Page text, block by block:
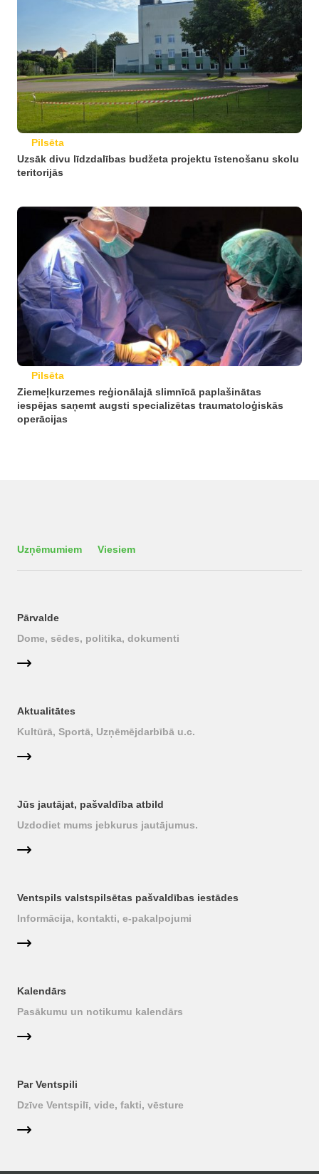
Pilsēta
Uzsāk divu līdzdalības budžeta projektu īstenošanu skolu
teritorijās
Pilsēta
Ziemeļkurzemes reģionālajā slimnīcā paplašinātas
iespējas saņemt augsti specializētas traumatoloģiskās
operācijas
Uzņēmumiem Viesiem
Pārvalde
Dome, sēdes, politika, dokumenti
Aktualitātes
Kultūrā, Sportā, Uzņēmējdarbībā u.c.
Jūs jautājat, pašvaldība atbild
Uzdodiet mums jebkurus jautājumus.
Ventspils valstspilsētas pašvaldības iestādes
Informācija, kontakti, e-pakalpojumi
Kalendārs
Pasākumu un notikumu kalendārs
Par Ventspili
Dzīve Ventspilī, vide, fakti, vēsture